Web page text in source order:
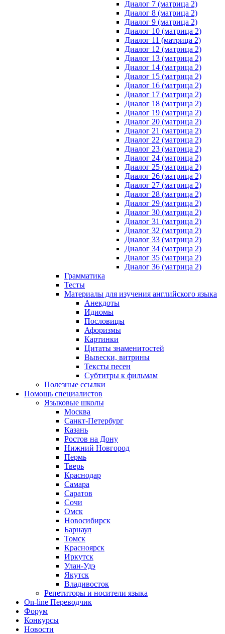
Диалог 7 (матрица 2)
Диалог 8 (матрица 2)
Диалог 9 (матрица 2)
Диалог 10 (матрица 2)
Диалог 11 (матрица 2)
Диалог 12 (матрица 2)
Диалог 13 (матрица 2)
Диалог 14 (матрица 2)
Диалог 15 (матрица 2)
Диалог 16 (матрица 2)
Диалог 17 (матрица 2)
Диалог 18 (матрица 2)
Диалог 19 (матрица 2)
Диалог 20 (матрица 2)
Диалог 21 (матрица 2)
Диалог 22 (матрица 2)
Диалог 23 (матрица 2)
Диалог 24 (матрица 2)
Диалог 25 (матрица 2)
Диалог 26 (матрица 2)
Диалог 27 (матрица 2)
Диалог 28 (матрица 2)
Диалог 29 (матрица 2)
Диалог 30 (матрица 2)
Диалог 31 (матрица 2)
Диалог 32 (матрица 2)
Диалог 33 (матрица 2)
Диалог 34 (матрица 2)
Диалог 35 (матрица 2)
Диалог 36 (матрица 2)
Грамматика
Тесты
Материалы для изучения английского языка
Анекдоты
Идиомы
Пословицы
Афоризмы
Картинки
Цитаты знаменитостей
Вывески, витрины
Тексты песен
Субтитры к фильмам
Полезные ссылки
Помощь специалистов
Языковые школы
Москва
Санкт-Петербург
Казань
Ростов на Дону
Нижний Новгород
Пермь
Тверь
Краснодар
Самара
Саратов
Сочи
Омск
Новосибирск
Барнаул
Томск
Красноярск
Иркутск
Улан-Удэ
Якутск
Владивосток
Репетиторы и носители языка
On-line Переводчик
Форум
Конкурсы
Новости